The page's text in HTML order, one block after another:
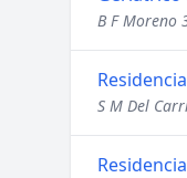
B F Moreno
S M Del